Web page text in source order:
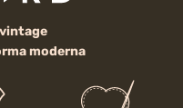
moderna